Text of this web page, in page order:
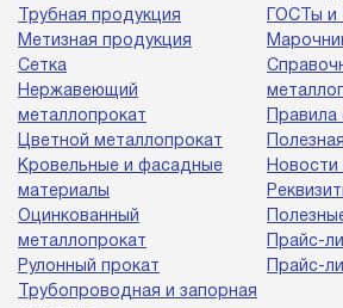
Трубная продукция
Метизная продукция
Сетка
Нержавеющий
металлопрокат
Цветной металлопрокат
Кровельные и фасадные
материалы
Оцинкованный
металлопрокат
Рулонный прокат
Трубопроводная и запорная
ГОСТы и
Правила
Новости
Прайс-
Прайс-